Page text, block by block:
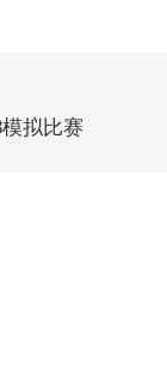
拟比赛